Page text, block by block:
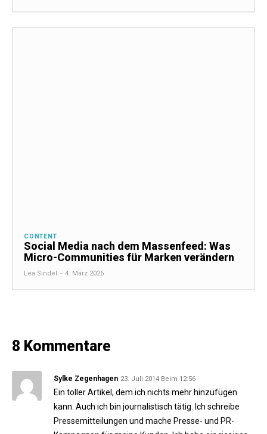
CONTENT
Social Media nach dem Massenfeed: Was
Micro-Communities für Marken verändern
Lea Sindel - 4. März 2026
8 Kommentare
Sylke Zegenhagen 23. Juli 2014 Beim 12:56
Ein toller Artikel, dem ich nichts mehr hinzufügen
kann. Auch ich bin journalistisch tätig. Ich schreibe
Pressemitteilungen und mache Presse- und PR-